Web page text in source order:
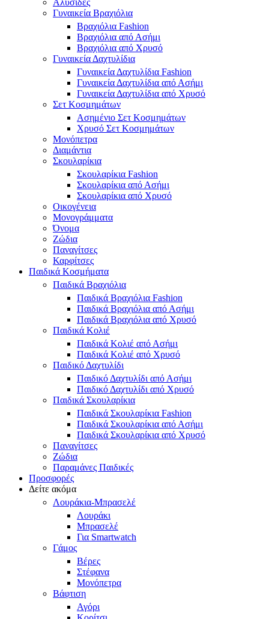
Αλυσίδες
Γυναικεία Βραχιόλια
Βραχιόλια Fashion
Βραχιόλια από Ασήμι
Βραχιόλια από Χρυσό
Γυναικεία Δαχτυλίδια
Γυναικεία Δαχτυλίδια Fashion
Γυναικεία Δαχτυλίδια από Ασήμι
Γυναικεία Δαχτυλίδια από Χρυσό
Σετ Κοσμημάτων
Ασημένιο Σετ Κοσμημάτων
Χρυσό Σετ Κοσμημάτων
Μονόπετρα
Διαμάντια
Σκουλαρίκια
Σκουλαρίκια Fashion
Σκουλαρίκια από Ασήμι
Σκουλαρίκια από Χρυσό
Οικογένεια
Μονογράμματα
Όνομα
Ζώδια
Παναγίτσες
Καρφίτσες
Παιδικά Κοσμήματα
Παιδικά Βραχιόλια
Παιδικά Βραχιόλια Fashion
Παιδικά Βραχιόλια από Ασήμι
Παιδικά Βραχιόλια από Χρυσό
Παιδικά Κολιέ
Παιδικά Κολιέ από Ασήμι
Παιδικά Κολιέ από Χρυσό
Παιδικό Δαχτυλίδι
Παιδικό Δαχτυλίδι από Ασήμι
Παιδικό Δαχτυλίδι από Χρυσό
Παιδικά Σκουλαρίκια
Παιδικά Σκουλαρίκια Fashion
Παιδικά Σκουλαρίκια από Ασήμι
Παιδικά Σκουλαρίκια από Χρυσό
Παναγίτσες
Ζώδια
Παραμάνες Παιδικές
Προσφορές
Δείτε ακόμα
Λουράκια-Μπρασελέ
Λουράκι
Μπρασελέ
Για Smartwatch
Γάμος
Βέρες
Στέφανα
Μονόπετρα
Βάφτιση
Αγόρι